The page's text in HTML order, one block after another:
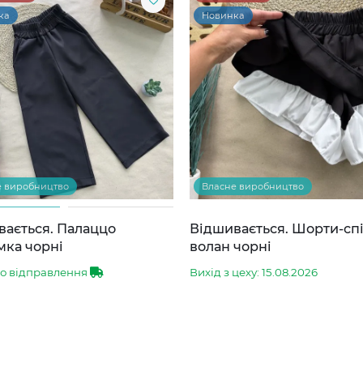
виробництво
Палаццо
чорні
відправлення
Новинка
Власне виробництво
Відшивається. Шорти-
волан чорні
Вихід з цеху: 15.08.2026